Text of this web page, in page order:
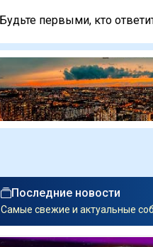
Будьте первыми, кто
Последние новости
Самые свежие и актуальные